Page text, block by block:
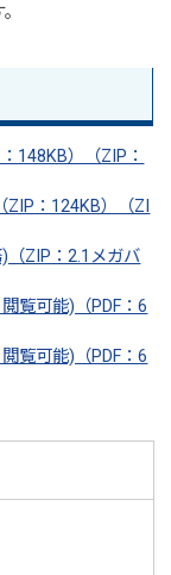
148KB）（ZIP：
：124KB）（ZI
（ZIP：2.1メガバ
覧可能)（PDF：6
覧可能)（PDF：6